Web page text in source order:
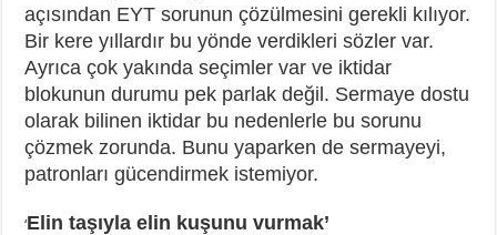
açısından EYT sorunun çözülmesini gerekli kılıyor.
Bir kere yıllardır bu yönde verdikleri sözler var.
Ayrıca çok yakında seçimler var ve iktidar
blokunun durumu pek parlak değil. Sermaye dostu
olarak bilinen iktidar bu nedenlerle bu sorunu
çözmek zorunda. Bunu yaparken de sermayeyi,
patronları gücendirmek istemiyor.
‘Elin taşıyla elin kuşunu vurmak’